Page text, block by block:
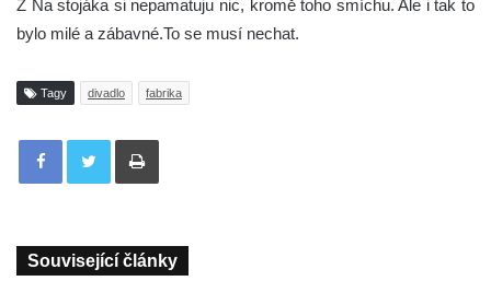
Z Na stojáka si nepamatuju nic, kromě toho smíchu. Ale i tak to
bylo milé a zábavné.To se musí nechat.
Tagy divadlo fabrika
Tisknout
Související články